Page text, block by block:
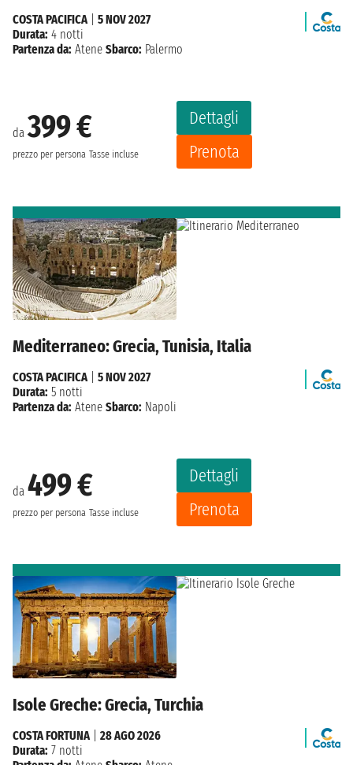
da399 €
prezzo per persona Tasse incluse
Dettagli
Prenota
COSTA PACIFICA
5 NOV 2027
Durata: 4 notti
Partenza da: Atene Sbarco: Palermo
Mediterraneo: Grecia, Tunisia, Italia
da 499 €
prezzo per persona Tasse incluse
Dettagli
Prenota
COSTA PACIFICA| 5 NOV 2027
Durata: 5 notti
Partenza da: Atene Sbarco: Napoli
Isole Greche: Grecia, Turchia
COSTA FORTUNA| 28 AGO 2026
Durata: 7 notti